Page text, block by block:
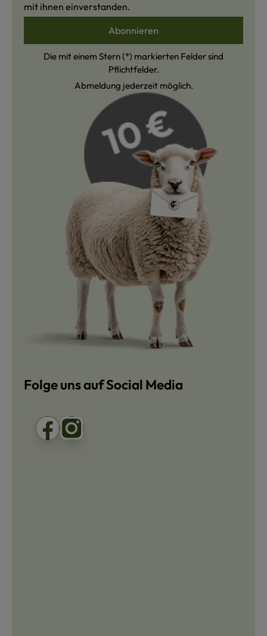
mit ihnen einverstanden.
Abonnieren
Die mit einem Stern (*) markierten Felder sind
Pflichtfelder.
Abmeldung jederzeit möglich.
Folge uns auf Social Media